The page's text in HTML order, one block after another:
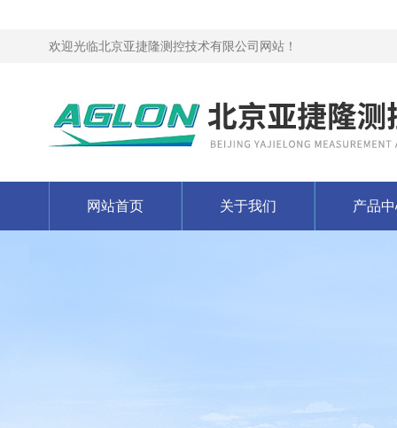
欢迎光临北京亚捷隆测控技术有限公司网站！
网站首页 关于我们 产品